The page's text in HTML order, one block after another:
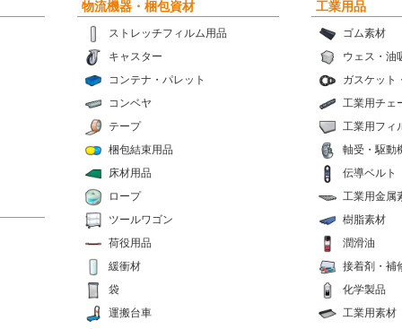
物流機器・梱包資材
ストレッチフィルム用品
キャスター
コンテナ・パレット
コンベヤ
テープ
梱包結束用品
床材用品
ロープ
ツールワゴン
荷役用品
緩衝材
袋
運搬台車
工業用品
ゴム素材
ウェス・油
ガスケット
工業用チェ
工業用フィ
軸受・駆動
伝導ベルト
工業用金属
樹脂素材
潤滑油
接着剤・補
化学製品
工業用素材